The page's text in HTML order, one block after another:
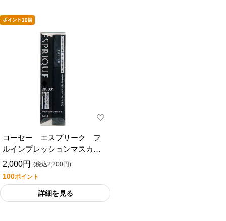
コーセー エスプリーク フ
ルインプレッションマスカラ
ＢＫ００１ブラックケイ７ｇ
2,000円 (税込2,200円)
100ポイント
詳細を見る